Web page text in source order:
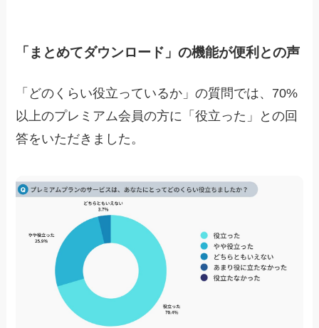
「まとめてダウンロード」の機能が便利との声
「どのくらい役立っているか」の質問では、70%
以上のプレミアム会員の方に「役立った」との回
答をいただきました。